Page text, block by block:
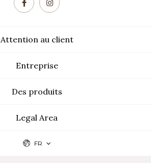
Attention au client
Legal Area
Entreprise
Des produits
FR